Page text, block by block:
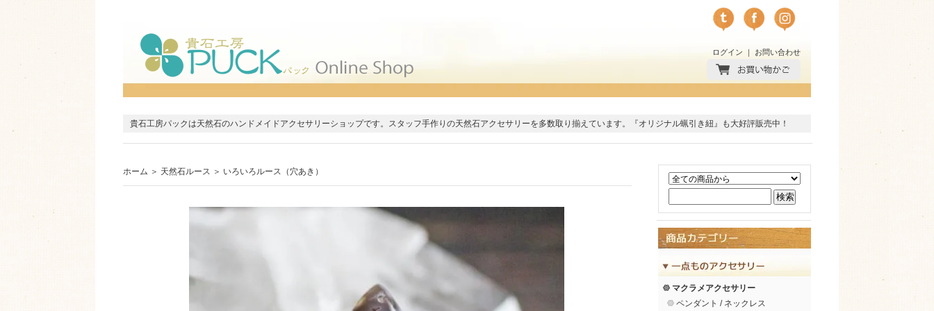
ログイン ｜ お問い合わせ
貴石工房パックは天然石のハンドメイドアクセサリーショップです。スタッフ手作りの天然石アクセサリーを多数取り揃えています。 『オリジナル蝋引き紐』 も大好評販売中！
ホーム ＞ 天然石ルース ＞ いろいろルース（穴あき）
マクラメアクセサリー
ペンダント / ネックレス